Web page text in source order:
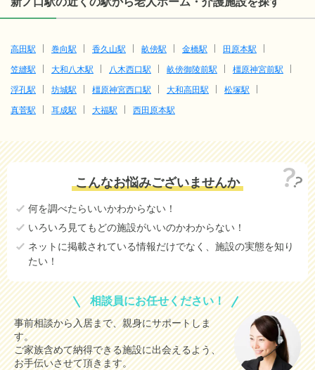
高田駅 巻向駅 香久山駅 畝傍駅 金橋駅
田原本駅
笠縫駅
大和八木駅 八木西口駅 畝傍御陵前駅
橿原神宮前駅
浮孔駅
坊城駅 橿原神宮西口駅 大和高田駅
松塚駅
真菅駅
耳成駅 大福駅 西田原本駅
こんなお悩みございませんか
何を調べたらいいかわからない！
いろいろ見てもどの施設がいいのかわからない！
ネットに掲載されている情報だけでなく、施設の実態を知り
たい！
相談員にお任せください！
事前相談から入居まで、親身にサポートしま
す。
ご家族含めて納得できる施設に出会えるよう、
お手伝いさせて頂きます。